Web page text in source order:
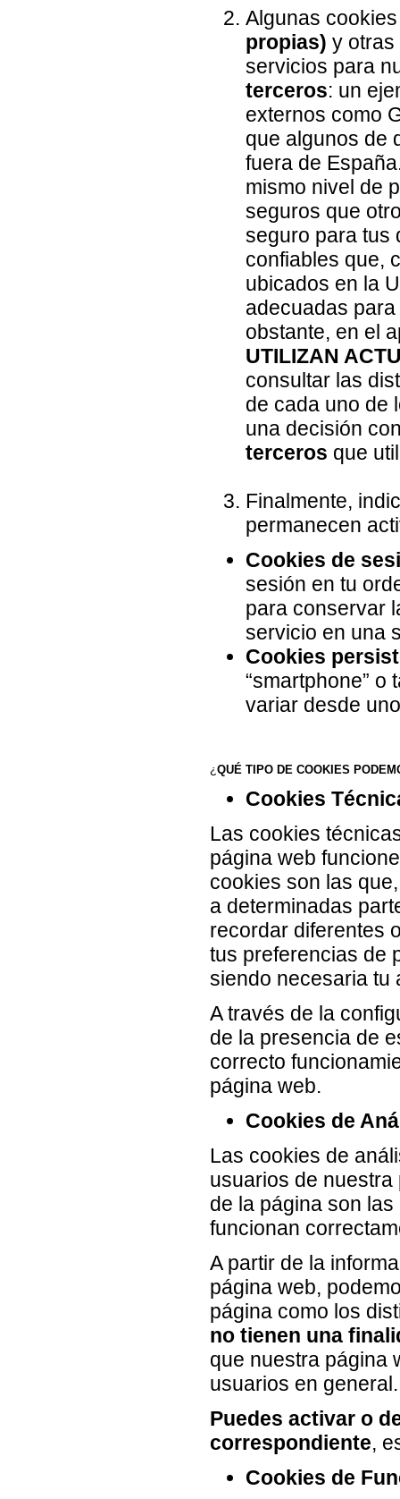
Algunas
propias) y otras
servicios para
terceros: un
externos como
que algunos de
fuera de
mismo nivel de
seguros que
seguro para tus
confiables que,
ubicados en la
adecuadas
obstante, en el
UTILIZAN
consultar las
de cada uno de
una decisión
terceros que
Finalmente,
permanecen
Cookies de
sesión en tu
para conservar
servicio en una
Cookies
“smartphone”
variar desde
¿ QUÉ TIPO DE COOKIES
Cookies
Las cookies
página web
cookies son las
a determinadas
recordar diferentes
tus preferencias de
siendo necesaria tu
A través de la
de la presencia de
correcto
página web.
Cookies de
Las cookies de
usuarios de
de la página son
funcionan
A partir de la
página web,
página como los
no tienen una
que nuestra página
usuarios en
Puedes activar o
correspondiente,
Cookies de